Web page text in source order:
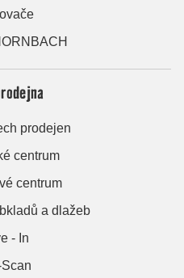
prodejen
centrum
centrum
a dlažeb
- In